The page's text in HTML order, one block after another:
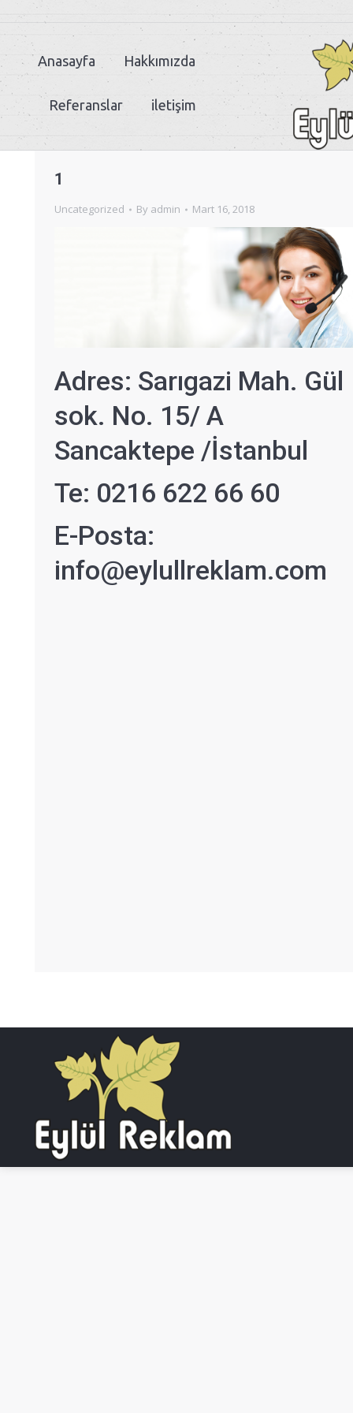
Anasayfa Hakkımızda
Referanslar iletişim
1
Uncategorized By admin Mart 16, 2018
Adres: Sarıgazi Mah. Gül
sok. No. 15/ A
Sancaktepe /İstanbul
Te: 0216 622 66 60
E-Posta:
info@eylullreklam.com